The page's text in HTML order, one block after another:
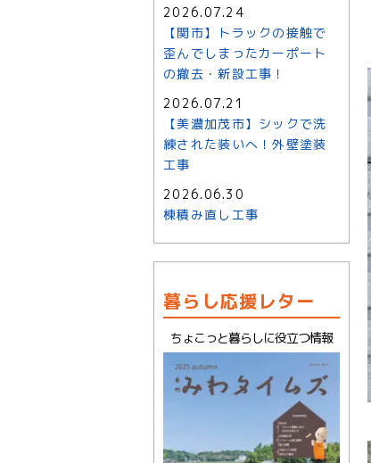
2026.07.24
【関市】トラックの接触で
歪んでしまったカーポート
の撤去・新設工事！
2026.07.21
【美濃加茂市】シックで洗
練された装いへ！外壁塗装
工事
2026.06.30
棟積み直し工事
暮らし応援レター
ちょこっと暮らしに役立つ情報